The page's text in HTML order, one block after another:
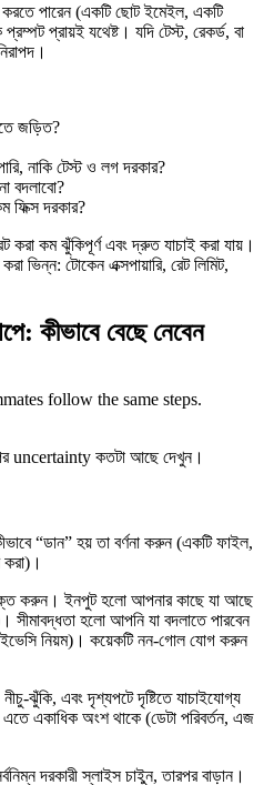
করতে পারেন (একটি ছোট ইমেইল, একটি
প্রায়ই যথেষ্ট। যদি টেস্ট, রেকর্ড, বা
জড়িত?
নাকি টেস্ট ও লগ দরকার?
বদলাবো?
ফিক্স দরকার?
কম ঝুঁকিপূর্ণ এবং দ্রুত যাচাই করা যায়।
ভিন্ন: টোকেন এক্সপায়ারি, রেট লিমিট,
কীভাবে বেছে নেবেন
follow the same steps.
uncertainty কতটা আছে দেখুন।
“ডান” হয় তা বর্ণনা করুন (একটি ফাইল,
করা)।
করুন। ইনপুট হলো আপনার কাছে যা আছে
হলো আপনি যা বদলাতে পারবেন
নিয়ম)। কয়েকটি নন-গোল যোগ করুন
ঝুঁকি, এবং দৃশ্যপটে দৃষ্টিতে যাচাইযোগ্য
একাধিক অংশ থাকে (ডেটা পরিবর্তন, এজ
দরকারী স্লাইস চাইুন, তারপর বাড়ান।